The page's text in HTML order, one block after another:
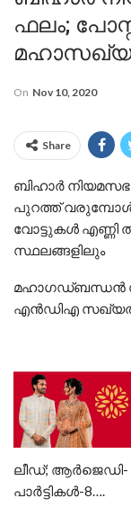
ഫലം;
On Nov 10, 2020
Share
ബിഹാര്‍
പുറത്ത് വരുമ്പോള്‍
വോട്ടുകള്‍ എണ്ണി
സ്ഥലങ്ങളിലും
മഹാഗഡ്ബന്ധന്‍
എന്‍ഡിഎ
ലീഡ്;
പാര്‍ട്ടികള്‍-8….